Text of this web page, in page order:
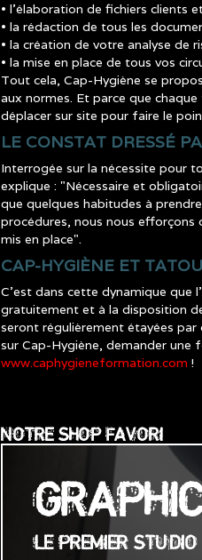
• l’élaboration de fichiers clients
• la rédaction de tous les
• la création de votre analyse de
• la mise en place de tous vos
Tout cela, Cap-Hygiène se
aux normes. Et parce que
déplacer sur site pour faire le
LE CONSTAT DRESSÉ
Interrogée sur la nécessite pour
explique : "Nécessaire et
que quelques habitudes à
procédures, nous nous
mis en place".
CAP-HYGIÈNE ET
C’est dans cette dynamique
gratuitement et à la disposition
seront régulièrement étayées
sur Cap-Hygiène, demander une
www.caphygieneformation.com !
NOTRE SHOP FAVORI
LE PREMIER